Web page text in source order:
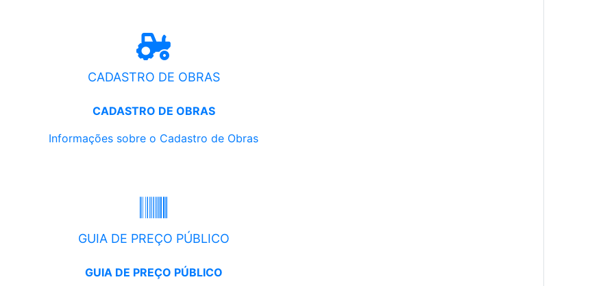
CADASTRO DE OBRAS
CADASTRO DE OBRAS
Informações sobre o Cadastro de Obras
GUIA DE PREÇO PÚBLICO
GUIA DE PREÇO PÚBLICO